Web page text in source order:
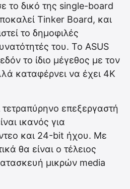
το δικό της single-board
Tinker Board, και
το δημοφιλές
του. Το ASUS
το ίδιο μέγεθος με τον
καταφέρνει να έχει 4Κ
επεξεργαστή
ικανός για
και 24-bit ήχου. Με
θα είναι ο τέλειος
μικρών media